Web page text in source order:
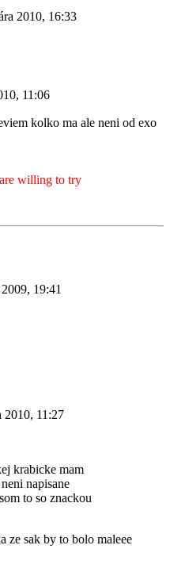
2010, 16:33
11:06
kolko ma ale neni od exo
willing to try
19:41
2010, 11:27
krabicke mam
napisane
to so znackou
ze sak by to bolo maleee